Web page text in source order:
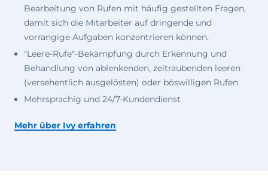
Bearbeitung von Rufen mit häufig gestellten Fragen,
damit sich die Mitarbeiter auf dringende und
vorrangige Aufgaben konzentrieren können.
"Leere-Rufe"-Bekämpfung durch Erkennung und
Behandlung von ablenkenden, zeitraubenden leeren
(versehentlich ausgelösten) oder böswilligen Rufen
Mehrsprachig und 24/7-Kundendienst
Mehr über Ivy erfahren